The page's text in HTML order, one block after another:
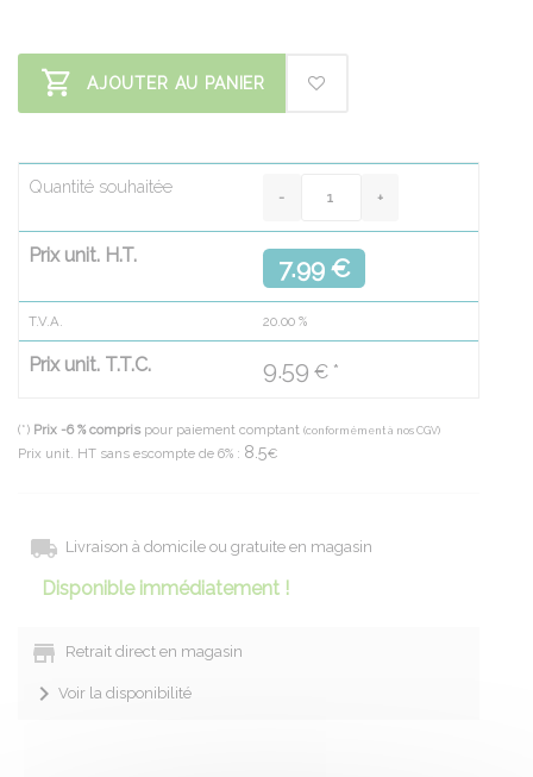
AJOUTER AU PANIER
Quantité souhaitée
Prix unit. H.T. 7.99 €
T.V.A. 20.00 %
Prix unit. T.T.C. 9.59 € *
(*) Prix -6 % compris pour paiement comptant (conformément à nos CGV)
Prix unit. HT sans escompte de 6% : 8.5€
Livraison à domicile ou gratuite en magasin
Disponible immédiatement !
Retrait direct en magasin
Voir la disponibilité